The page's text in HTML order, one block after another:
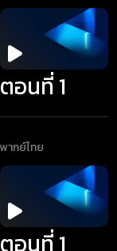
ตอนที่ 1
พากย์ไทย
ตอนที่ 1